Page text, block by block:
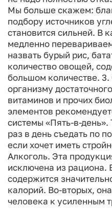
Мы больше скажем:
подбору источников
становится сильней. В
медленно
назвать бурый рис,
количество овощей,
большом количестве. 3.
организму
витаминов и прочих
элементов
системы «Пять-в-день».
раз в день съедать по
если хочет иметь
Алкоголь. Эта
исключена из рациона.
содержится
калорий. Во-вторых,
человека к усиленным